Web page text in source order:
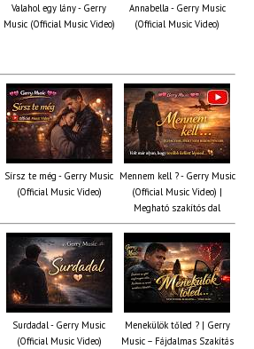
Valahol egy lány - Gerry
Music (Official Music Video)
Annabella - Gerry Music
(Official Music Video)
Sírsz te még - Gerry Music
(Official Music Video)
Mennem kell ? - Gerry Music
(Official Music Video) |
Megható szakítós dal
Surdadal - Gerry Music
(Official Music Video)
Menekülök tőled ? | Gerry
Music – Fájdalmas Szakítás